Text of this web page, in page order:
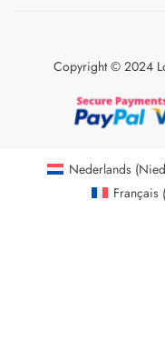
Copyright © 2024
Nederlands(
Français(